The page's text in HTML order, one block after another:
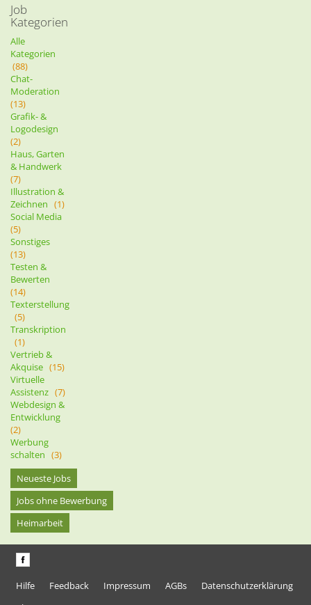
Job
Kategorien
Alle
Kategorien
(88)
Chat-
Moderation
(13)
Grafik- &
Logodesign
(2)
Haus, Garten
& Handwerk
(7)
Illustration &
Zeichnen (1)
Social Media
(5)
Sonstiges
(13)
Testen &
Bewerten
(14)
Texterstellung
(5)
Transkription
(1)
Vertrieb &
Akquise (15)
Virtuelle
Assistenz (7)
Webdesign &
Entwicklung
(2)
Werbung
schalten (3)
Neueste Jobs
Jobs ohne Bewerbung
Heimarbeit
Hilfe Feedback Impressum AGBs
Datenschutzerklärung